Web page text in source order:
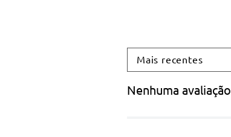
Mais recentes
Nenhuma avaliação